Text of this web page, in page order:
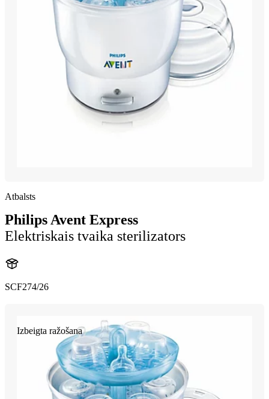
Atbalsts
Philips Avent Express
Elektriskais tvaika sterilizators
SCF274/26
Izbeigta ražošana